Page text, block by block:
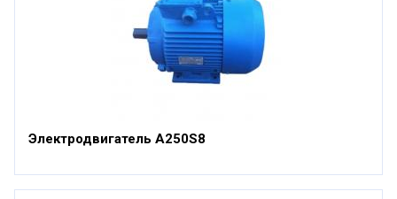
Электродвигатель А250S8